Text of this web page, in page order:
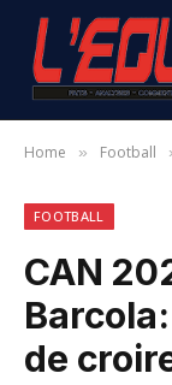
Home » Football
FOOTBALL
CAN
de